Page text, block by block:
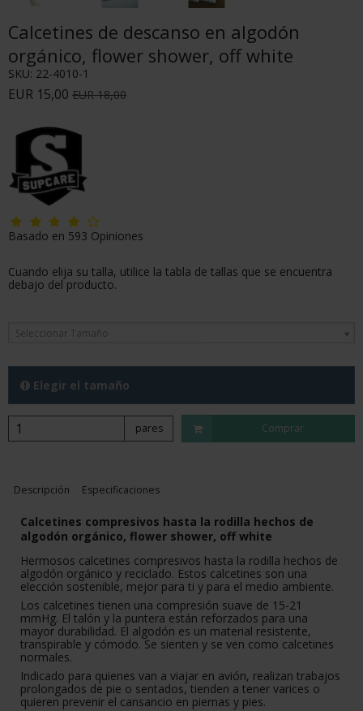
Calcetines de descanso en algodón
orgánico, flower shower, off white
SKU: 22-4010-1
EUR 15,00 EUR 18,00
Basado en 593 Opiniones
Cuando elija su talla, utilice la tabla de tallas que se encuentra
debajo del producto.
Seleccionar Tamaño
Elegir el tamaño
pares Comprar
Descripción Especificaciones
Calcetines compresivos hasta la rodilla hechos de
algodón orgánico, flower shower, off white
Hermosos calcetines compresivos hasta la rodilla hechos de
algodón orgánico y reciclado. Estos calcetines son una
elección sostenible, mejor para ti y para el medio ambiente.
Los calcetines tienen una compresión suave de 15-21
mmHg. El talón y la puntera están reforzados para una
mayor durabilidad. El algodón es un material resistente,
transpirable y cómodo. Se sienten y se ven como calcetines
normales.
Indicado para quienes van a viajar en avión, realizan trabajos
prolongados de pie o sentados, tienden a tener varices o
quieren prevenir el cansancio en piernas y pies.